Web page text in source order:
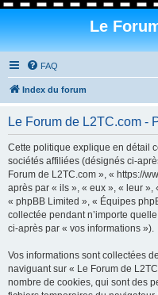
Le
FAQ
Index du forum
Le Forum de L2TC.com -
Cette politique explique en détail
sociétés affiliées (désignés ci-
Forum de L2TC.com », « https://
après par « ils », « eux », « leur
« phpBB Limited », « Équipes
collectée pendant n’importe
ci-après par « vos informations »).
Vos informations sont collectées
naviguant sur « Le Forum de
nombre de cookies, qui sont des